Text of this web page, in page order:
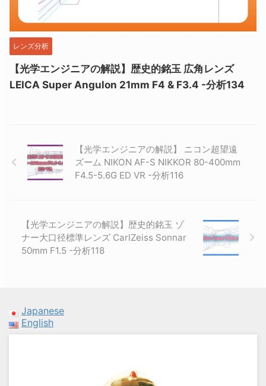
レンズ分析
【光学エンジニアの解説】歴史的銘玉 広角レンズ
LEICA Super Angulon 21mm F4 & F3.4 -分析134
【光学エンジニアの解説】 ニコン超望遠
ズーム NIKON AF-S NIKKOR 80-400mm
F4.5-5.6G ED VR -分析116
【光学エンジニアの解説】歴史的銘玉 ゾ
ナー大口径標準レンズ CarlZeiss Sonnar
50mm F1.5 -分析118
Japanese
English